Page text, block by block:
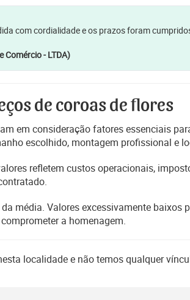
com cordialidade e os prazos foram
Comércio - LTDA)
de coroas de flores
em consideração fatores essenciais
escolhido, montagem profissional e
refletem custos operacionais,
média. Valores excessivamente
a homenagem.
localidade e não temos qualquer